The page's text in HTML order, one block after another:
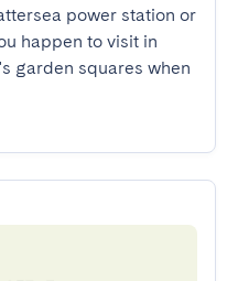
power station or
happen to visit in
garden squares when